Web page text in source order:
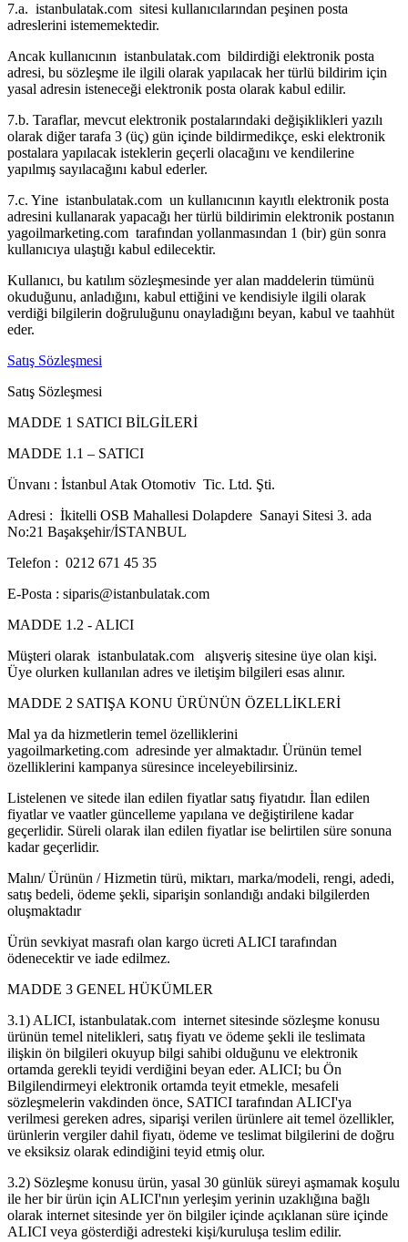
7.a. istanbulatak.com sitesi kullanıcılarından peşinen posta
adreslerini istememektedir.
Ancak kullanıcının istanbulatak.com bildirdiği elektronik posta
adresi, bu sözleşme ile ilgili olarak yapılacak her türlü bildirim için
yasal adresin isteneceği elektronik posta olarak kabul edilir.
7.b. Taraflar, mevcut elektronik postalarındaki değişiklikleri yazılı
olarak diğer tarafa 3 (üç) gün içinde bildirmedikçe, eski elektronik
postalara yapılacak isteklerin geçerli olacağını ve kendilerine
yapılmış sayılacağını kabul ederler.
7.c. Yine istanbulatak.com un kullanıcının kayıtlı elektronik posta
adresini kullanarak yapacağı her türlü bildirimin elektronik postanın
yagoilmarketing.com tarafından yollanmasından 1 (bir) gün sonra
kullanıcıya ulaştığı kabul edilecektir.
Kullanıcı, bu katılım sözleşmesinde yer alan maddelerin tümünü
okuduğunu, anladığını, kabul ettiğini ve kendisiyle ilgili olarak
verdiği bilgilerin doğruluğunu onayladığını beyan, kabul ve taahhüt
eder.
Satış Sözleşmesi
Satış Sözleşmesi
MADDE 1 SATICI BİLGİLERİ
MADDE 1.1 – SATICI
Ünvanı : İstanbul Atak Otomotiv Tic. Ltd. Şti.
Adresi : İkitelli OSB Mahallesi Dolapdere Sanayi Sitesi 3. ada
No:21 Başakşehir/İSTANBUL
Telefon : 0212 671 45 35
E-Posta : siparis@istanbulatak.com
MADDE 1.2 - ALICI
Müşteri olarak istanbulatak.com alışveriş sitesine üye olan kişi.
Üye olurken kullanılan adres ve iletişim bilgileri esas alınır.
MADDE 2 SATIŞA KONU ÜRÜNÜN ÖZELLİKLERİ
Mal ya da hizmetlerin temel özelliklerini
yagoilmarketing.com adresinde yer almaktadır. Ürünün temel
özelliklerini kampanya süresince inceleyebilirsiniz.
Listelenen ve sitede ilan edilen fiyatlar satış fiyatıdır. İlan edilen
fiyatlar ve vaatler güncelleme yapılana ve değiştirilene kadar
geçerlidir. Süreli olarak ilan edilen fiyatlar ise belirtilen süre sonuna
kadar geçerlidir.
Malın/ Ürünün / Hizmetin türü, miktarı, marka/modeli, rengi, adedi,
satış bedeli, ödeme şekli, siparişin sonlandığı andaki bilgilerden
oluşmaktadır
Ürün sevkiyat masrafı olan kargo ücreti ALICI tarafından
ödenecektir ve iade edilmez.
MADDE 3 GENEL HÜKÜMLER
3.1) ALICI, istanbulatak.com internet sitesinde sözleşme konusu
ürünün temel nitelikleri, satış fiyatı ve ödeme şekli ile teslimata
ilişkin ön bilgileri okuyup bilgi sahibi olduğunu ve elektronik
ortamda gerekli teyidi verdiğini beyan eder. ALICI; bu Ön
Bilgilendirmeyi elektronik ortamda teyit etmekle, mesafeli
sözleşmelerin vakdinden önce, SATICI tarafından ALICI'ya
verilmesi gereken adres, siparişi verilen ürünlere ait temel özellikler,
ürünlerin vergiler dahil fiyatı, ödeme ve teslimat bilgilerini de doğru
ve eksiksiz olarak edindiğini teyid etmiş olur.
3.2) Sözleşme konusu ürün, yasal 30 günlük süreyi aşmamak koşulu
ile her bir ürün için ALICI'nın yerleşim yerinin uzaklığına bağlı
olarak internet sitesinde yer ön bilgiler içinde açıklanan süre içinde
ALICI veya gösterdiği adresteki kişi/kuruluşa teslim edilir.